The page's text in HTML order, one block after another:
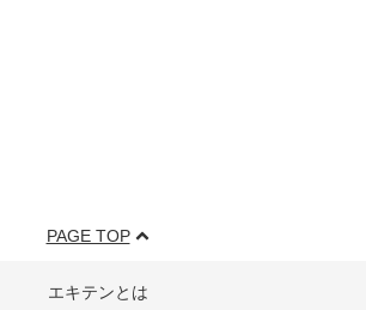
PAGE TOP
エキテンとは